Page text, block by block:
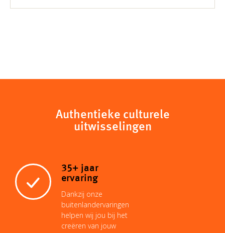
Authentieke culturele
uitwisselingen
35+ jaar
ervaring
Dankzij onze
buitenlandervaringen
helpen wij jou bij het
creëren van jouw